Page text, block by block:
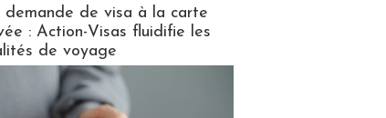
demande de visa à la carte
: Action-Visas fluidifie les
de voyage